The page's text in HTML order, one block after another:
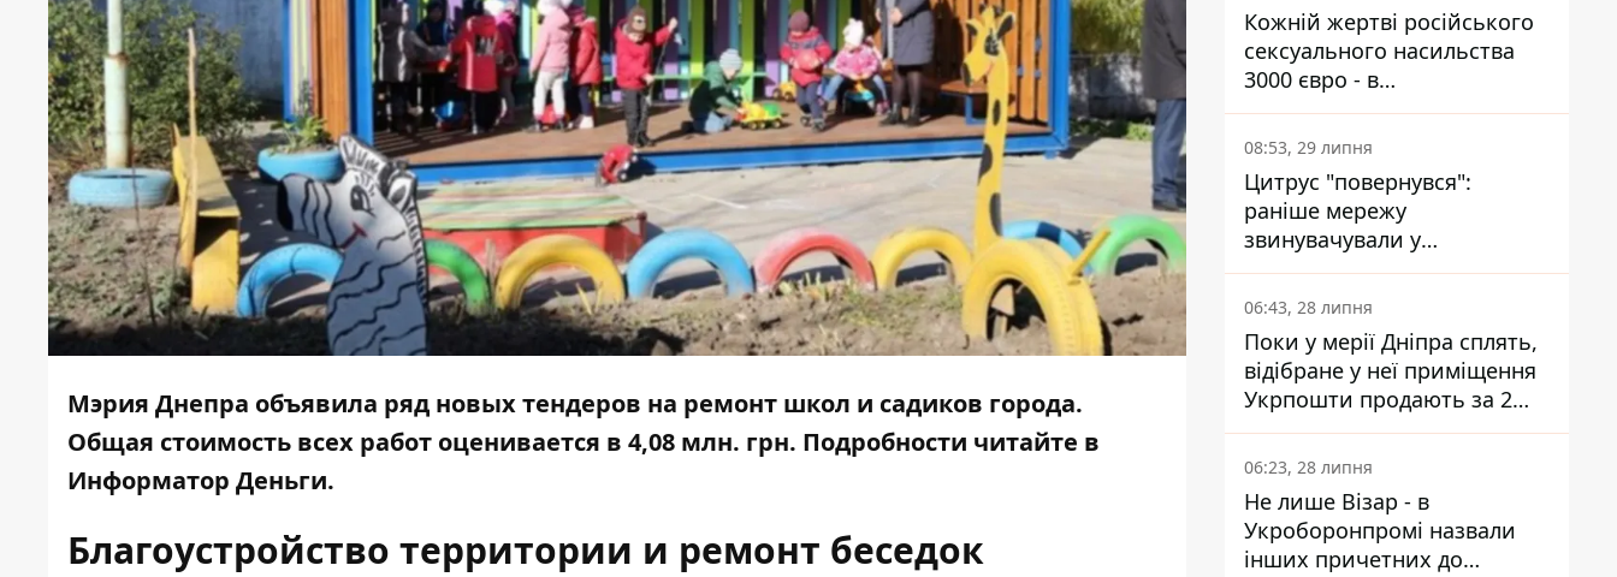
Мэрия Днепра объявила ряд новых тендеров на ремонт школ и садиков города.
Общая стоимость всех работ оценивается в 4,08 млн. грн. Подробности читайте в
Информатор Деньги.
Благоустройство территории и ремонт беседок
Кожній жертві російського
сексуального насильства
3000 євро - в
Мінсоцполітики пояснили
Інформатору, звідки на це
гроші
08:53, 29 липня
Цитрус "повернувся":
раніше мережу
звинувачували у
контрабанді техніки та
ухиленні від сплати
податків
06:43, 28 липня
Поки у мерії Дніпра сплять,
відібране у неї приміщення
Укрпошти продають за 2
мільйони
06:23, 28 липня
Не лише Візар - в
Укроборонпромі назвали
інших причетних до